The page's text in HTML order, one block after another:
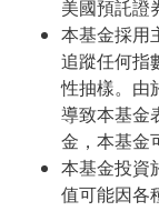
美國預託證
本基金採用
追蹤任何指
性抽樣。由
導致本基金
金，本基金
本基金投資
值可能因各